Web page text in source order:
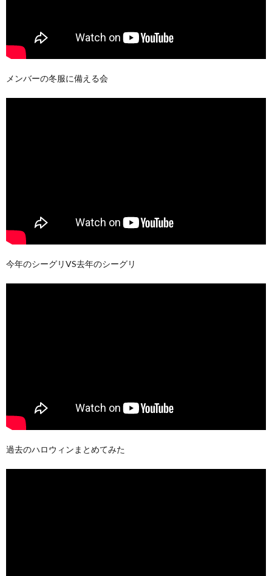
メンバーの冬服に備える会
今年のシーグリVS去年のシーグリ
過去のハロウィンまとめてみた